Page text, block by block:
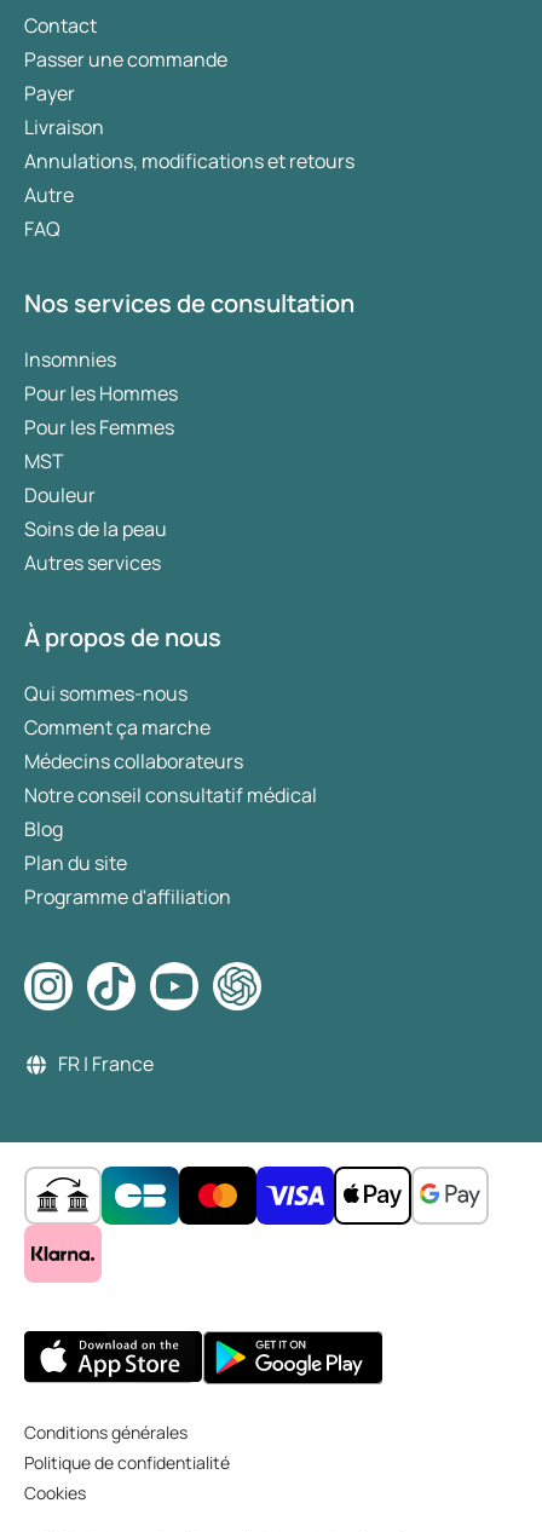
Contact
Passer une commande
Payer
Livraison
Annulations, modifications et retours
Autre
FAQ
Nos services de consultation
Insomnies
Pour les Hommes
Pour les Femmes
MST
Douleur
Soins de la peau
Autres services
À propos de nous
Qui sommes-nous
Comment ça marche
Médecins collaborateurs
Notre conseil consultatif médical
Blog
Plan du site
Programme d'affiliation
FR | France
Conditions générales
Politique de confidentialité
Cookies